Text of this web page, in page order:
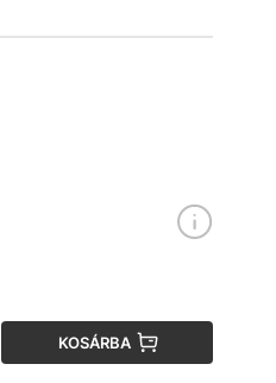
KOSÁRBA